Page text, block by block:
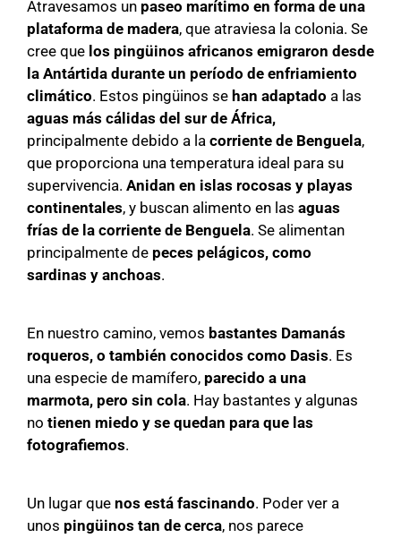
Atravesamos un paseo marítimo en forma de una
plataforma de madera, que atraviesa la colonia. Se
cree que los pingüinos africanos emigraron desde
la Antártida durante un período de enfriamiento
climático. Estos pingüinos se han adaptado a las
aguas más cálidas del sur de África,
principalmente debido a la corriente de Benguela,
que proporciona una temperatura ideal para su
supervivencia. Anidan en islas rocosas y playas
continentales, y buscan alimento en las aguas
frías de la corriente de Benguela. Se alimentan
principalmente de peces pelágicos, como
sardinas y anchoas.
En nuestro camino, vemos bastantes Damanás
roqueros, o también conocidos como Dasis. Es
una especie de mamífero, parecido a una
marmota, pero sin cola. Hay bastantes y algunas
no tienen miedo y se quedan para que las
fotografiemos.
Un lugar que nos está fascinando. Poder ver a
unos pingüinos tan de cerca, nos parece